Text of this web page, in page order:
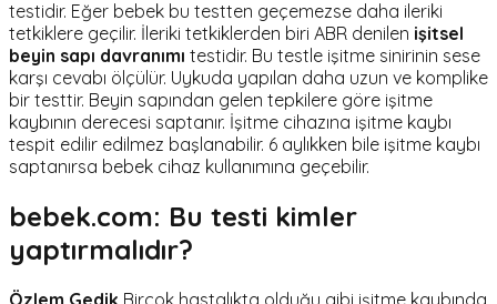
testidir. Eğer bebek bu testten geçemezse daha ileriki
tetkiklere geçilir. İleriki tetkiklerden biri ABR denilen işitsel
beyin sapı davranımı testidir. Bu testle işitme sinirinin sese
karşı cevabı ölçülür. Uykuda yapılan daha uzun ve komplike
bir testtir. Beyin sapından gelen tepkilere göre işitme
kaybının derecesi saptanır. İşitme cihazına işitme kaybı
tespit edilir edilmez başlanabilir. 6 aylıkken bile işitme kaybı
saptanırsa bebek cihaz kullanımına geçebilir.
bebek.com: Bu testi kimler
yaptırmalıdır?